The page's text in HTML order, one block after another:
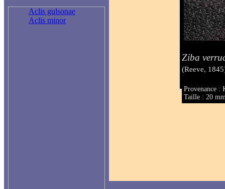
Aclis gulsonae
Aclis minor
Ziba
(Reeve,
Provenance :
Taille : 20